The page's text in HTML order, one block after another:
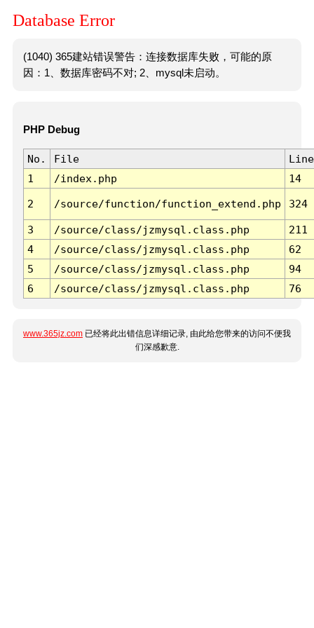
Database Error
(1040) 365建站错误警告：连接数据库失败，可能的原
因：1、数据库密码不对; 2、mysql未启动。
PHP Debug
No. File
Line
1
/index.php 14
2 /source/function/function_extend.php 324
3 /source/class/jzmysql.class.php
211
4
/source/class/jzmysql.class.php
62
5
/source/class/jzmysql.class.php
94
6
/source/class/jzmysql.class.php 76
www.365jz.com 已经将此出错信息详细记录, 由此给您带来的访问不便我
们深感歉意.